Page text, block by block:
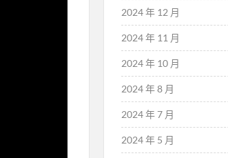
2024 年 12 月
2024 年 11 月
2024 年 10 月
2024 年 8 月
2024 年 7 月
2024 年 5 月